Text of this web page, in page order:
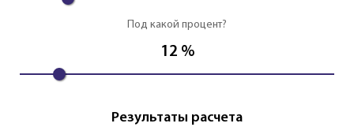
Под какой процент?
12 %
Результаты расчета